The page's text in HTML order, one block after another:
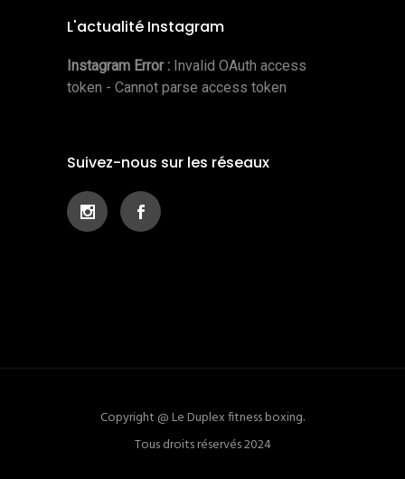
L'actualité Instagram
Instagram Error : Invalid OAuth access
token - Cannot parse access token
Suivez-nous sur les réseaux
Copyright @ Le Duplex fitness boxing.
Tous droits réservés 2024